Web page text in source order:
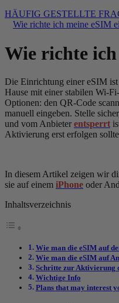
HÄUFIG GESTELLTE
Wie richte ich meine eSIM
Wie richte
Die Einrichtung einer eSIM
Hause mit einer stabilen Wi-
Optionen: den QR-Code
manuell eingeben. Stelle
und vom Anbieter entsperrt
Aktivierung erst erfolgen
In diesem Artikel zeigen wir
sie auf einem iPhone oder
Inhaltsverzeichnis
Wie man die eSIM auf
Wie man die eSIM auf
Schritte zur Aktivierung
Wichtige Info
Plans that may interest